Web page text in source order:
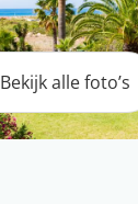
Bekijk alle foto’s